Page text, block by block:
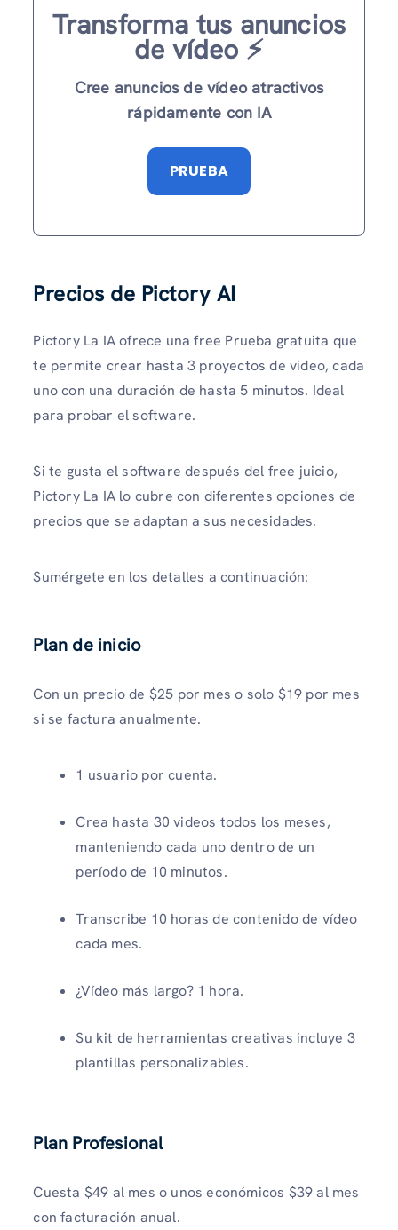
Transforma tus anuncios
de vídeo ⚡️
Cree anuncios de vídeo atractivos
rápidamente con IA
PRUEBA
Precios de Pictory AI
Pictory La IA ofrece una free Prueba gratuita que
te permite crear hasta 3 proyectos de video, cada
uno con una duración de hasta 5 minutos. Ideal
para probar el software.
Si te gusta el software después del free juicio,
Pictory La IA lo cubre con diferentes opciones de
precios que se adaptan a sus necesidades.
Sumérgete en los detalles a continuación:
Plan de inicio
Con un precio de $25 por mes o solo $19 por mes
si se factura anualmente.
1 usuario por cuenta.
Crea hasta 30videos todos los meses,
manteniendo cada uno dentro de un
período de 10 minutos.
Transcribe 10 horas de contenido de vídeo
cada mes.
¿Vídeo más largo? 1 hora.
Su kit de herramientas creativas incluye 3
plantillas personalizables.
Plan Profesional
Cuesta $49 al mes o unos económicos $39 al mes
con facturación anual.